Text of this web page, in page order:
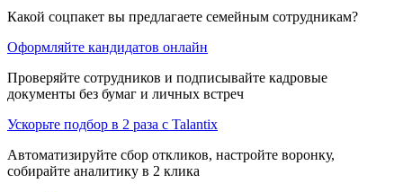
Какой соцпакет вы предлагаете семейным сотрудникам?
Оформляйте кандидатов онлайн
Проверяйте сотрудников и подписывайте кадровые
документы без бумаг и личных встреч
Ускорьте подбор в 2 раза с Talantix
Автоматизируйте сбор откликов, настройте воронку,
собирайте аналитику в 2 клика